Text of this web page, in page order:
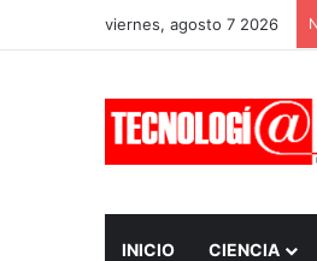
viernes, agosto 7 2026
INICIO CIENCIA